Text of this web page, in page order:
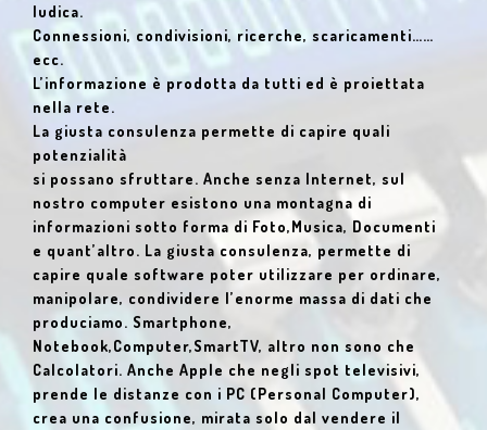
ludica.
Connessioni, condivisioni, ricerche, scaricamenti……
ecc.
L’informazione è prodotta da tutti ed è proiettata
nella rete.
La giusta consulenza permette di capire quali
potenzialità
si possano sfruttare. Anche senza Internet, sul
nostro computer esistono una montagna di
informazioni sotto forma di Foto,Musica, Documenti
e quant’altro. La giusta consulenza, permette di
capire quale software poter utilizzare per ordinare,
manipolare, condividere l’enorme massa di dati che
produciamo. Smartphone,
Notebook,Computer,SmartTV, altro non sono che
Calcolatori. Anche Apple che negli spot televisivi,
prende le distanze con i PC (Personal Computer),
crea una confusione, mirata solo dal vendere il